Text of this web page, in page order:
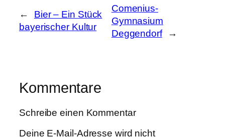
←
Bier – Ein Stück
bayerischer Kultur
Comenius-
Gymnasium
Deggendorf
→
Kommentare
Schreibe einen Kommentar
Deine E-Mail-Adresse wird nicht